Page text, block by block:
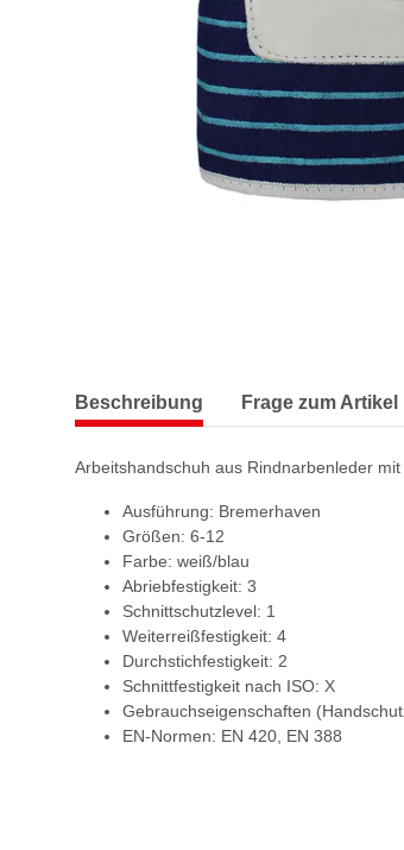
Beschreibung Frage zum Artikel
Arbeitshandschuh aus Rindnarbenleder
Ausführung: Bremerhaven
Größen: 6-12
Farbe: weiß/blau
Abriebfestigkeit: 3
Schnittschutzlevel: 1
Weiterreißfestigkeit: 4
Durchstichfestigkeit: 2
Schnittfestigkeit nach ISO: X
Gebrauchseigenschaften
EN-Normen: EN 420, EN 388